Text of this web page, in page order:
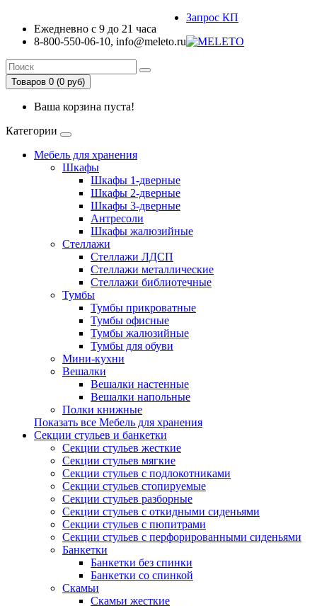
Ежедневно с 9 до 21 часа
8-800-550-06-10, info@meleto.ru
Запрос КП
Товаров 0 (0 pуб)
Ваша корзина пуста!
Категории
Мебель для хранения
Шкафы
Шкафы 1-дверные
Шкафы 2-дверные
Шкафы 3-дверные
Антресоли
Шкафы жалюзийные
Стеллажи
Стеллажи ЛДСП
Стеллажи металлические
Стеллажи библиотечные
Тумбы
Тумбы прикроватные
Тумбы офисные
Тумбы жалюзийные
Тумбы для обуви
Мини-кухни
Вешалки
Вешалки настенные
Вешалки напольные
Полки книжные
Показать все Мебель для хранения
Секции стульев и банкетки
Секции стульев жесткие
Секции стульев мягкие
Секции стульев с подлокотниками
Секции стульев стопируемые
Секции стульев разборные
Секции стульев с откидными сиденьями
Секции стульев с пюпитрами
Секции стульев с перфорированными сиденьями
Банкетки
Банкетки без спинки
Банкетки со спинкой
Скамьи
Скамьи жесткие